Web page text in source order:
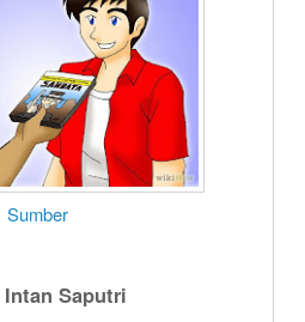
Sumber
Intan Saputri